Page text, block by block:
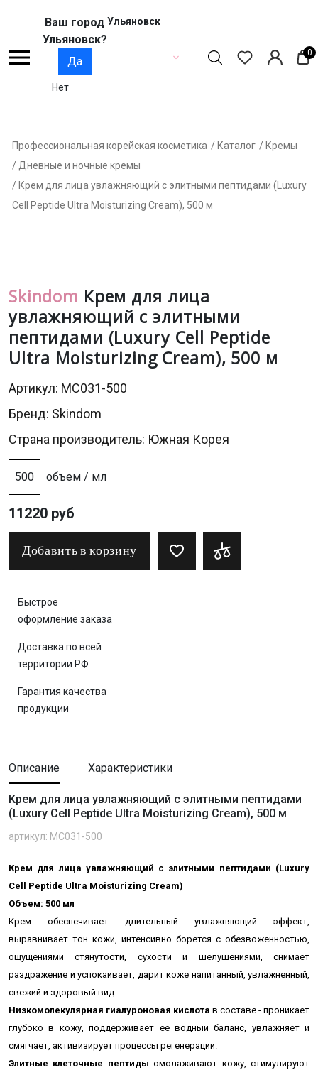
Ваш город
Ульяновск?
Да
Нет
Ульяновск
0
Профессиональная корейская косметика / Каталог / Кремы
/ Дневные и ночные кремы
/ Крем для лица увлажняющий с элитными пептидами (Luxury
Cell Peptide Ultra Moisturizing Cream), 500 м
Skindom Крем для лица
увлажняющий с элитными
пептидами (Luxury Cell Peptide
Ultra Moisturizing Cream), 500 м
Артикул: MC031-500
Бренд: Skindom
Страна производитель: Южная Корея
500 объем / мл
11220 руб
Добавить в корзину
Быстрое
оформление заказа
Доставка по всей
территории РФ
Гарантия качества
продукции
Описание Характеристики
Крем для лица увлажняющий с элитными пептидами
(Luxury Cell Peptide Ultra Moisturizing Cream), 500 м
артикул: MC031-500
Крем для лица увлажняющий с элитными пептидами (Luxury
Cell Peptide Ultra Moisturizing Cream)
Объем: 500 мл
Крем обеспечивает длительный увлажняющий эффект,
выравнивает тон кожи, интенсивно борется с обезвоженностью,
ощущениями стянутости, сухости и шелушениями, снимает
раздражение и успокаивает, дарит коже напитанный, увлажненный,
свежий и здоровый вид.
Низкомолекулярная гиалуроновая кислота в составе - проникает
глубоко в кожу, поддерживает ее водный баланс, увлажняет и
смягчает, активизирует процессы регенерации.
Элитные клеточные пептидыомолаживают кожу, стимулируют